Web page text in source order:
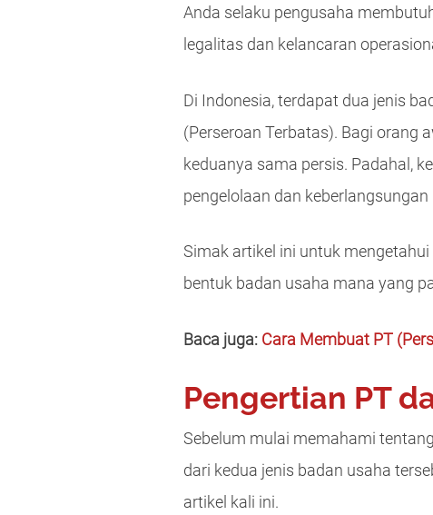
Anda selaku pengusaha
legalitas dan kelancaran
Di Indonesia, terdapat dua jenis
(Perseroan Terbatas). Bagi orang
keduanya sama persis. Padahal,
pengelolaan dan keberlangsungan
Simak artikel ini untuk
bentuk badan usaha mana yang
Baca juga: Cara Membuat PT
Pengertian PT
Sebelum mulai memahami
dari kedua jenis badan usaha
artikel kali ini.